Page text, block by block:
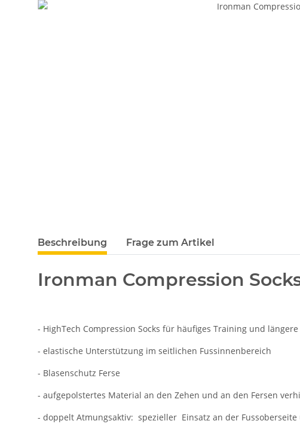
weitere Registerkarten anzeigen
Beschreibung Frage zum Artikel
Ironman Compression
- HighTech Compression Socks für häufiges Training und
- elastische Unterstützung im seitlichen Fussinnenbereich
- Blasenschutz Ferse
- aufgepolstertes Material an den Zehen und an den Fersen
- doppelt Atmungsaktiv: spezieller Einsatz an der Fussoberseite